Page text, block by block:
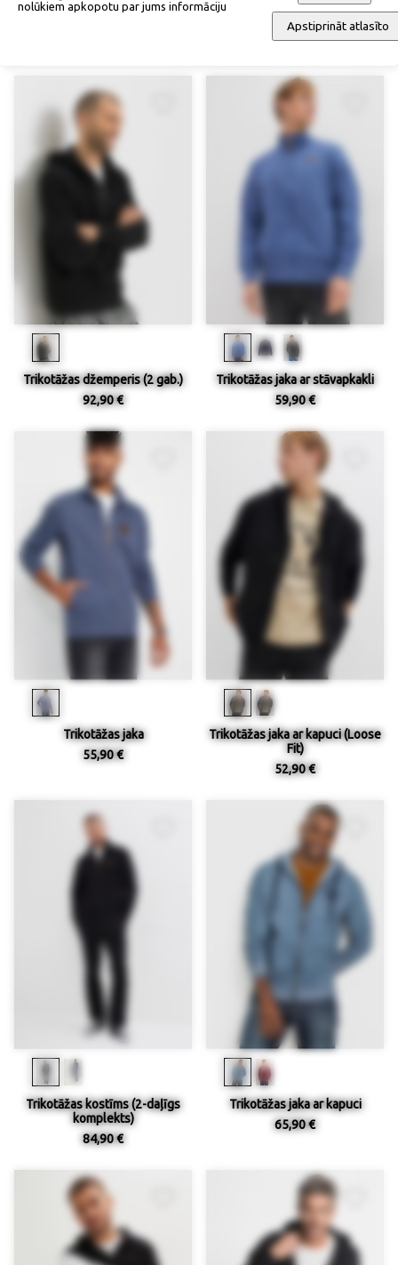
Flīsa jaka ar kapuci
52,90 €
Trikotāžas džemperis (2 gab.)
92,90 €
Trikotāžas jaka ar stāvapkakli
59,90 €
Trikotāžas jaka
55,90 €
Trikotāžas jaka ar kapuci (Loose
Fit)
52,90 €
Trikotāžas kostīms (2-daļīgs
komplekts)
84,90 €
Trikotāžas jaka ar kapuci
65,90 €
nolūkiem apkopotu par jums informāciju
Apstiprināt atlasīto